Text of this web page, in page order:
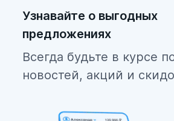
Узнавайте о выгодных
предложениях
Всегда будьте в курсе
новостей, акций и